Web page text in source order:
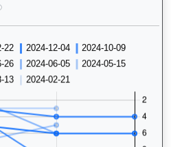
背背龍（H374）— 過往走位記錄圖